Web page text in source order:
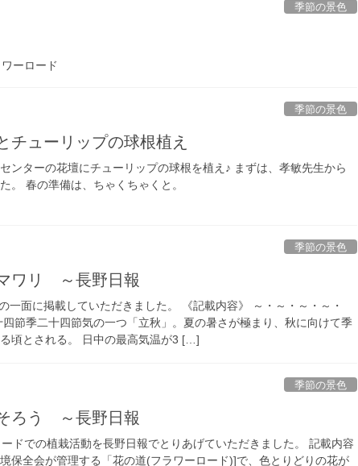
季節の景色
ーロード
季節の景色
チューリップの球根植え
ンターの花壇にチューリップの球根を植え♪ まずは、孝敏先生から
。 春の準備は、ちゃくちゃくと。
季節の景色
ワリ ～長野日報
一面に掲載していただきました。 《記載内容》 ～・～・～・～・
四節季二十四節気の一つ「立秋」。夏の暑さが極まり、秋に向けて季
頃とされる。 日中の最高気温が3 […]
季節の景色
ろう ～長野日報
ドでの植栽活動を長野日報でとりあげていただきました。 記載内容
保全会が管理する「花の道(フラワーロード)]で、色とりどりの花が